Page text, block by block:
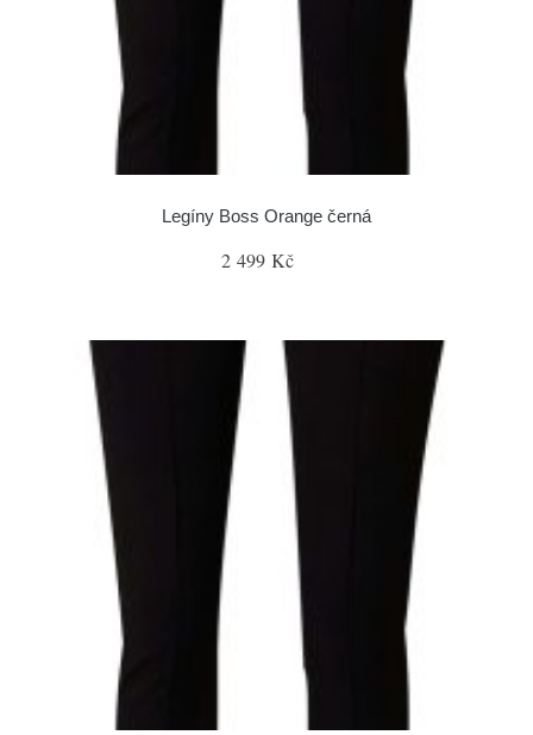
Legíny Boss Orange černá
2 499 Kč